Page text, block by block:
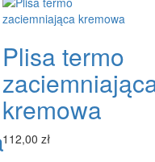
Plisa termo
kremowa
112,00 zł